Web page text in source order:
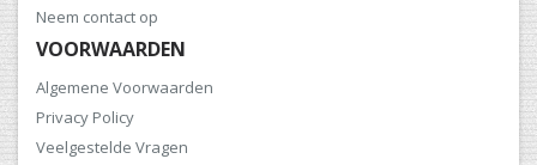
Neem contact op
VOORWAARDEN
Algemene Voorwaarden
Privacy Policy
Veelgestelde Vragen